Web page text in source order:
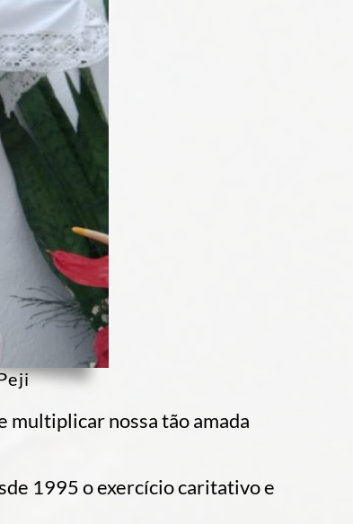
multiplicar nossa tão amada
1995 o exercício caritativo e